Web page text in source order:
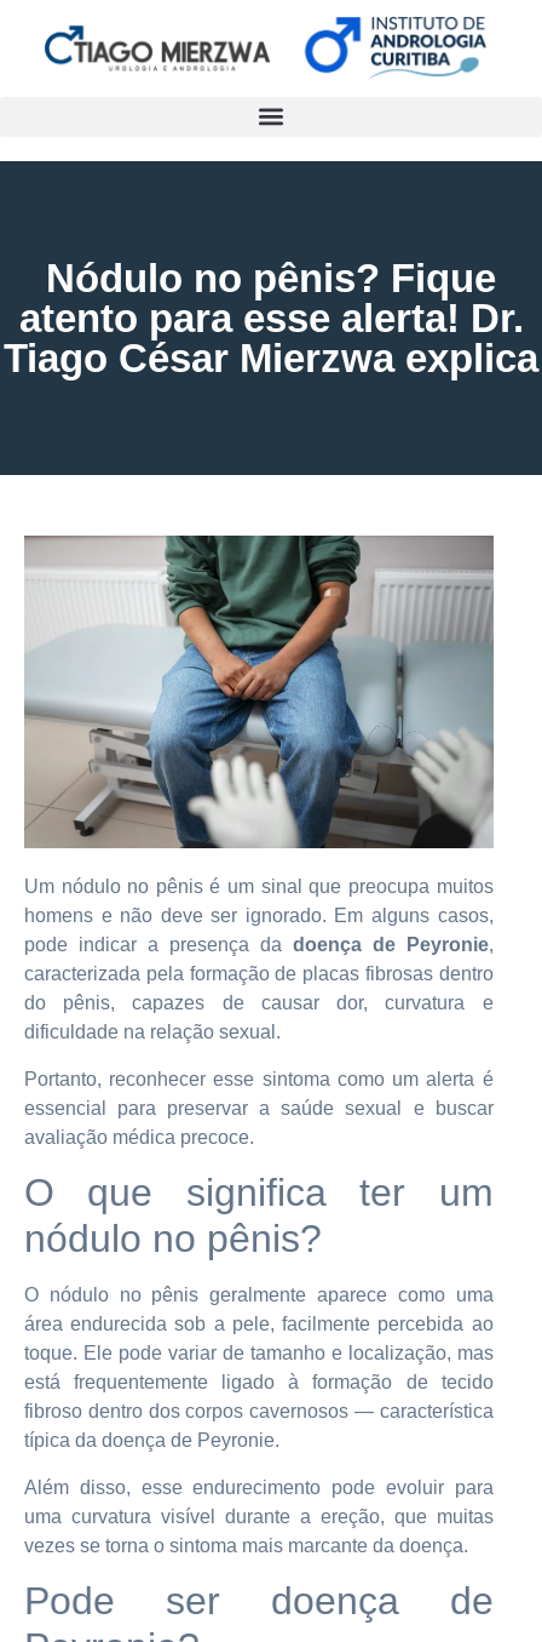
Nódulo no pênis? Fique
atento para esse alerta! Dr.
Tiago César Mierzwa explica
Um nódulo no pênis é um sinal que preocupa muitos
homens e não deve ser ignorado. Em alguns casos,
pode indicar a presença da doença de Peyronie,
caracterizada pela formação de placas fibrosas dentro
do pênis, capazes de causar dor, curvatura e
dificuldade na relação sexual.
Portanto, reconhecer esse sintoma como um alerta é
essencial para preservar a saúde sexual e buscar
avaliação médica precoce.
O que significa ter um
nódulo no pênis?
O nódulo no pênis geralmente aparece como uma
área endurecida sob a pele, facilmente percebida ao
toque. Ele pode variar de tamanho e localização, mas
está frequentemente ligado à formação de tecido
fibroso dentro dos corpos cavernosos — característica
típica da doença de Peyronie.
Além disso, esse endurecimento pode evoluir para
uma curvatura visível durante a ereção, que muitas
vezes se torna o sintoma mais marcante da doença.
Pode ser doença de